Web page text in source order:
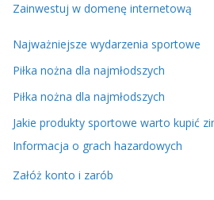
Zainwestuj w domenę internetową
Najważniejsze wydarzenia sportowe
Piłka nożna dla najmłodszych
Piłka nożna dla najmłodszych
Jakie produkty sportowe warto kupić
Informacja o grach hazardowych
Załóż konto i zarób